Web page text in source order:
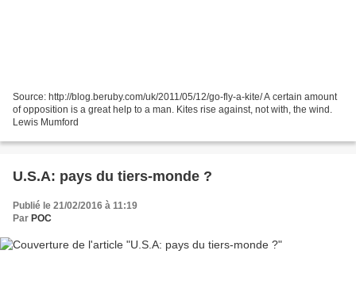
Source: http://blog.beruby.com/uk/2011/05/12/go-fly-a-kite/ A certain amount
of opposition is a great help to a man. Kites rise against, not with, the wind.
Lewis Mumford
U.S.A: pays du tiers-monde ?
Publié le 21/02/2016 à 11:19
Par POC